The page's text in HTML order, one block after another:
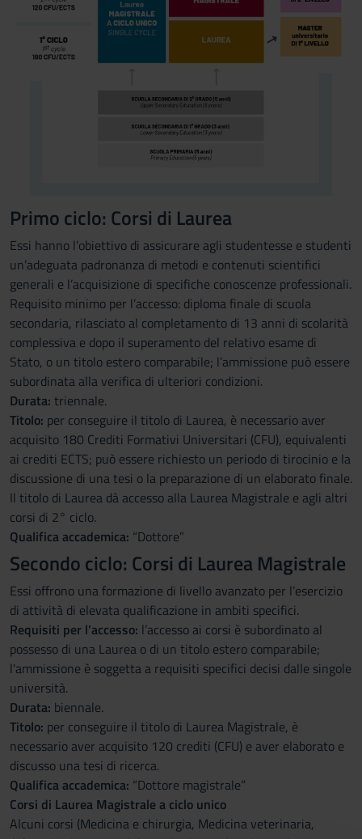
Primo ciclo: Corsi di Laurea
Essi hanno l’obiettivo di assicurare agli studentesse e studenti
un’adeguata padronanza di metodi e contenuti scientifici
generali e l’acquisizione di specifiche conoscenze professionali.
Requisito minimo per l’accesso: diploma finale di scuola
secondaria, rilasciato al completamento di 13 anni di scolarità
complessiva e dopo il superamento del relativo esame di
Stato, o un titolo estero comparabile; l’ammissione può essere
subordinata alla verifica di ulteriori condizioni.
Durata: triennale.
Titolo: per conseguire il titolo di Laurea, è necessario aver
acquisito 180 Crediti Formativi Universitari (CFU), equivalenti
ai crediti ECTS; può essere richiesto un periodo di tirocinio e la
discussione di una tesi o la preparazione di un elaborato finale.
Il titolo di Laurea dà accesso alla Laurea Magistrale e agli altri
corsi di 2° ciclo.
Qualifica accademica: “Dottore”
Secondo ciclo: Corsi di Laurea Magistrale
Essi offrono una formazione di livello avanzato per l’esercizio
di attività di elevata qualificazione in ambiti specifici.
Requisiti per l’accesso: l’accesso ai corsi è subordinato al
possesso di una Laurea o di un titolo estero comparabile;
l'ammissione è soggetta a requisiti specifici decisi dalle singole
università.
Durata: biennale.
Titolo: per conseguire il titolo di Laurea Magistrale, è
necessario aver acquisito 120 crediti (CFU) e aver elaborato e
discusso una tesi di ricerca.
Qualifica accademica: “Dottore magistrale”
Corsi di Laurea Magistrale a ciclo unico
Alcuni corsi (Medicina e chirurgia, Medicina veterinaria,